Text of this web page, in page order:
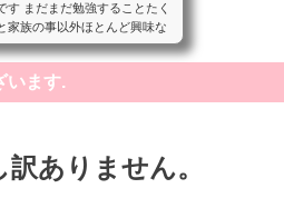
まだまだ勉強することたく
家族の事以外ほとんど興味な
います.
訳ありません。